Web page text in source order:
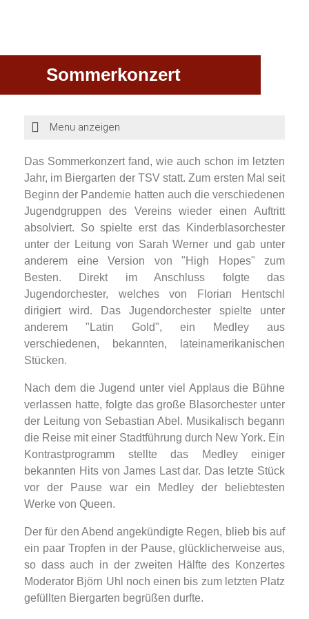
Sommerkonzert
Das Sommerkonzert fand, wie auch schon im letzten
Jahr, im Biergarten der TSV statt. Zum ersten Mal seit
Beginn der Pandemie hatten auch die verschiedenen
Jugendgruppen des Vereins wieder einen Auftritt
absolviert. So spielte erst das Kinderblasorchester
unter der Leitung von Sarah Werner und gab unter
anderem eine Version von "High Hopes" zum
Besten. Direkt im Anschluss folgte das
Jugendorchester, welches von Florian Hentschl
dirigiert wird. Das Jugendorchester spielte unter
anderem "Latin Gold", ein Medley aus
verschiedenen, bekannten, lateinamerikanischen
Stücken.
Nach dem die Jugend unter viel Applaus die Bühne
verlassen hatte, folgte das große Blasorchester unter
der Leitung von Sebastian Abel. Musikalisch begann
die Reise mit einer Stadtführung durch New York. Ein
Kontrastprogramm stellte das Medley einiger
bekannten Hits von James Last dar. Das letzte Stück
vor der Pause war ein Medley der beliebtesten
Werke von Queen.
Der für den Abend angekündigte Regen, blieb bis auf
ein paar Tropfen in der Pause, glücklicherweise aus,
so dass auch in der zweiten Hälfte des Konzertes
Moderator Björn Uhl noch einen bis zum letzten Platz
gefüllten Biergarten begrüßen durfte.